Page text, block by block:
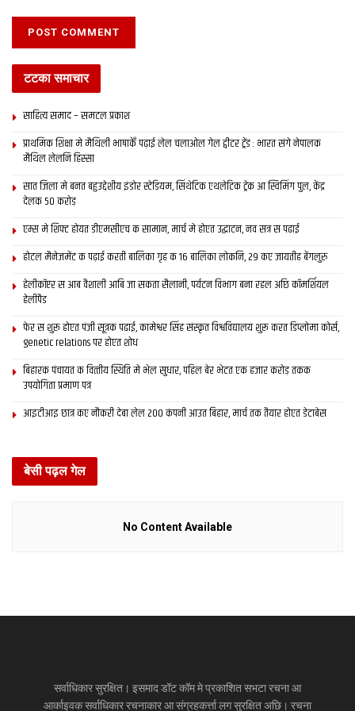
Tags: bihar news darbhanga
latest maithili news
maithili newspaper
इपेपर दरभंगा बिहार
मैथिली समाचार
टटका समाचार
साहित्य समाद – समटल प्रकाश
प्राथमिक शि‍क्षा मे मैथि‍ली भाषाकेँ पढ़ाई लेल चलाओल गेल ट्वीटर ट्रेंड : भारत संगे नेपालक
मैथिल लेलनि हिस्सा
सात जिला मे बनत बहुउद्देशीय इंडोर स्‍टेडि‍यम, सिंथेटिक एथलेटिक ट्रेक आ स्विमिंग पुल, केंद्र
देलक 50 करोड़
एम्स मे शिफ्ट होयत डीएमसीएच क सामान, मार्च मे होएत उद्घाटन, नव सत्र स पढाई
होटल मैनेजमेंट क पढ़ाई करती बालिका गृह क 16 बालिका लोकनि, 29 कए जायतीह बेंगलुरु
हेलीकॉप्टर स आब वैशाली आबि जा सकता सैलानी, पर्यटन विभाग बना रहल अछि कॉमर्शियल
हेलीपैड
फेर स शुरू होएत पंजी सूत्रक पढाई, कामेश्वर सिंह संस्कृत विश्वविद्यालय शुरू करत डिप्लोमा कोर्स,
genetic relations पर होएत शोध
बिहारक पंचायत क वित्‍तीय स्थिति मे भेल सुधार, पहिल बेर भेटत एक हजार करोड़ तकक
उपयोगिता प्रमाण पत्र
आइटीआइ छात्र कए नौकरी देबा लेल 200 कंपनी आउत बिहार, मार्च तक तैयार होएत डेटाबेस
बेसी पढ़ल गेल
No Content Available
सर्वाधिकार सुरक्षित। इसमाद डॉट कॉम मे प्रकाशित सभटा रचना आ
आर्काइवक सर्वाधिकार रचनाकार आ संग्रहकर्त्ता लग सुरक्षित अछि। रचना